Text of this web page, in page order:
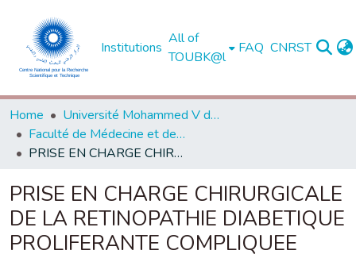
Institutions
All of
TOUBK@l
FAQ CNRST
Home
Université Mohammed V de Rabat
Faculté de Médecine et de Pharmacie - Rabat
PRISE EN CHARGE CHIRURGICALE DE LA RETINOPATHIE DIABETIQUE PROLIFERANTE COMPLIQUEE
PRISE EN CHARGE CHIRURGICALE
DE LA RETINOPATHIE DIABETIQUE
PROLIFERANTE COMPLIQUEE